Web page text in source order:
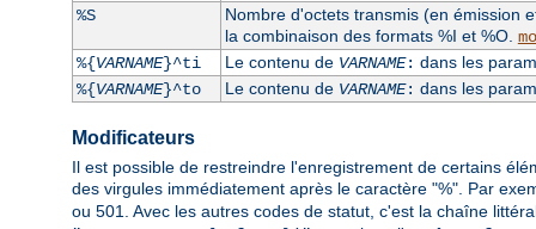
%S
Nombre d'octets transmis (en émission
la combinaison des formats %I et %O.
%{VARNAME}^ti Le contenu de VARNAME: dans les
%{VARNAME}^to Le contenu de VARNAME: dans les
Modificateurs
Il est possible de restreindre l'enregistrement de certains
des virgules immédiatement après le caractère "%". Par
ou 501. Avec les autres codes de statut, c'est la chaîne